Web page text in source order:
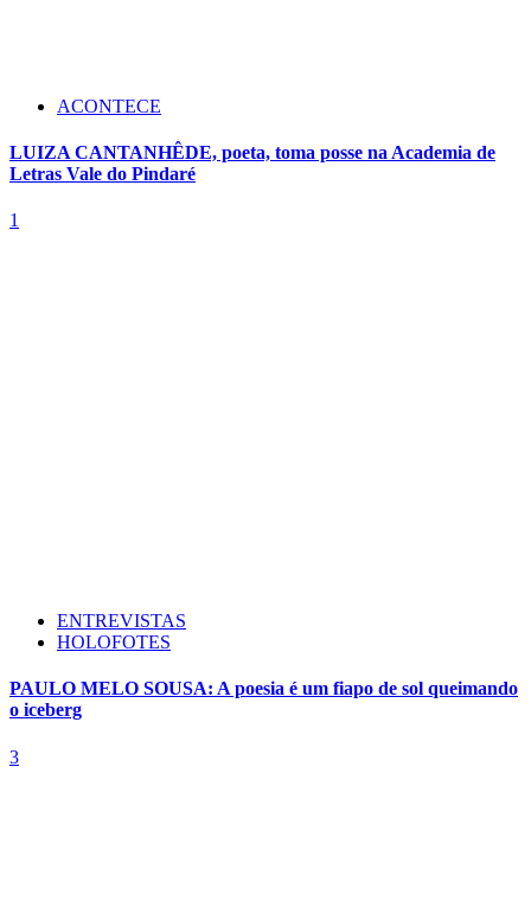
ACONTECE
LUIZA CANTANHÊDE, poeta, toma posse na Academia de
Letras Vale do Pindaré
1
ENTREVISTAS
HOLOFOTES
PAULO MELO SOUSA: A poesia é um fiapo de sol queimando
o iceberg
3